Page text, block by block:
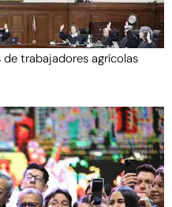
de trabajadores agrícolas